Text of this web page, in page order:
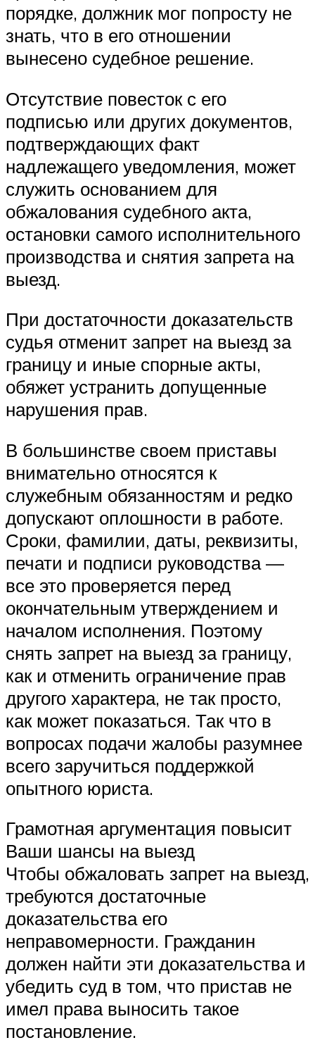
порядке, должник мог попросту не
знать, что в его отношении
вынесено судебное решение.
Отсутствие повесток с его
подписью или других документов,
подтверждающих факт
надлежащего уведомления, может
служить основанием для
обжалования судебного акта,
остановки самого исполнительного
производства и снятия запрета на
выезд.
При достаточности доказательств
судья отменит запрет на выезд за
границу и иные спорные акты,
обяжет устранить допущенные
нарушения прав.
В большинстве своем приставы
внимательно относятся к
служебным обязанностям и редко
допускают оплошности в работе.
Сроки, фамилии, даты, реквизиты,
печати и подписи руководства —
все это проверяется перед
окончательным утверждением и
началом исполнения. Поэтому
снять запрет на выезд за границу,
как и отменить ограничение прав
другого характера, не так просто,
как может показаться. Так что в
вопросах подачи жалобы разумнее
всего заручиться поддержкой
опытного юриста.
Грамотная аргументация повысит
Ваши шансы на выезд
Чтобы обжаловать запрет на выезд,
требуются достаточные
доказательства его
неправомерности. Гражданин
должен найти эти доказательства и
убедить суд в том, что пристав не
имел права выносить такое
постановление.